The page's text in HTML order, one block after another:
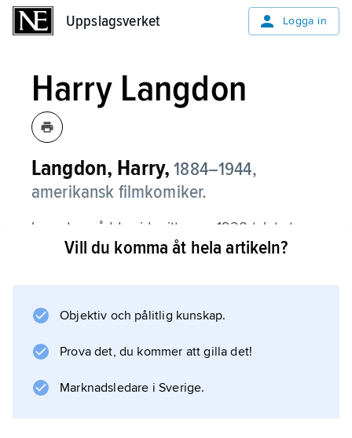
Uppslagsverket Logga in
Harry Langdon
Langdon, Harry, 1884–1944,
amerikansk filmkomiker.
Langdon nådde vid mitten av 1920-talet stor
popularitet i samarbete med regissören Frank
och ”Harry långbyx” (1927) räknades han som
Sedan gick dock karriären snabbt utför.
Vill du komma åt hela artikeln?
Objektiv och pålitlig kunskap.
Prova det, du kommer att gilla det!
Marknadsledare i Sverige.